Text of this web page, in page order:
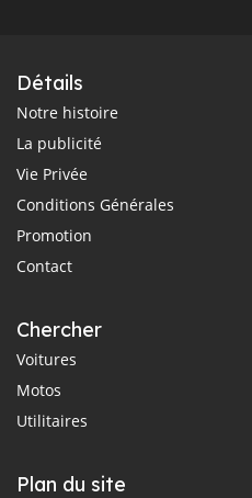
Détails
Notre histoire
La publicité
Vie Privée
Conditions Générales
Promotion
Contact
Chercher
Voitures
Motos
Utilitaires
Plan du site